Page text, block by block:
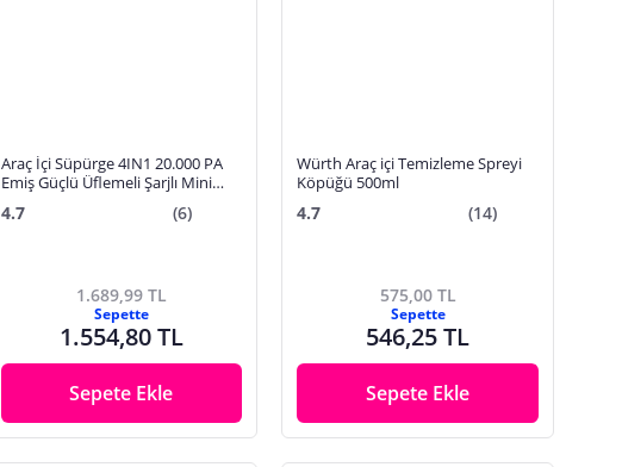
Araç İçi Süpürge 4IN1 20.000 PA
Emiş Güçlü Üflemeli Şarjlı Mini
4.7 (6)
1.689,99 TL
Sepette
1.554,80 TL
Sepete Ekle
Würth Araç içi Temizleme Spreyi
Köpüğü 500ml
4.7 (14)
575,00 TL
Sepette
546,25 TL
Sepete Ekle